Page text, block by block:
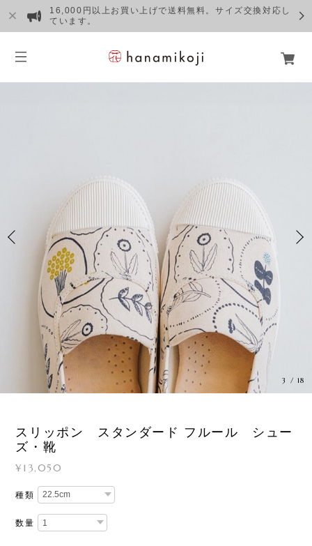
16,000円以上お買い上げで送料無料。サイズ交換対応し
ています。
3 / 18
スリッポン スタンダード フルール シュー
ズ・靴
¥13,050
種類
数量